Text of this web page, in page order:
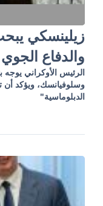
زيلينسكي
والدفاع
الرئيس الأوكراني يوجه
وسلوفيانسك، ويؤكد أن
الدبلوماسية"